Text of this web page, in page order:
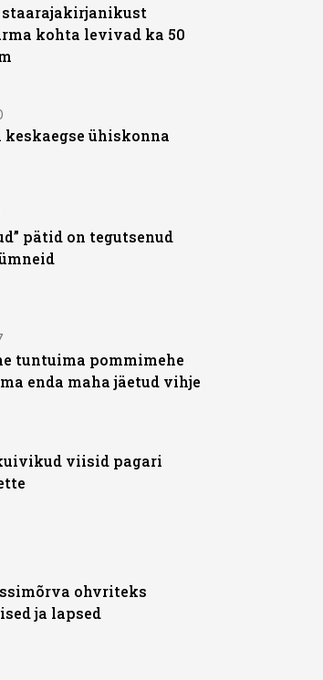
staarajakirjanikust
kohta levivad ka 50
ühiskonna
pätid on tegutsenud
tuntuima pommimehe
enda maha jäetud vihje
viisid pagari
ohvriteks
ja lapsed